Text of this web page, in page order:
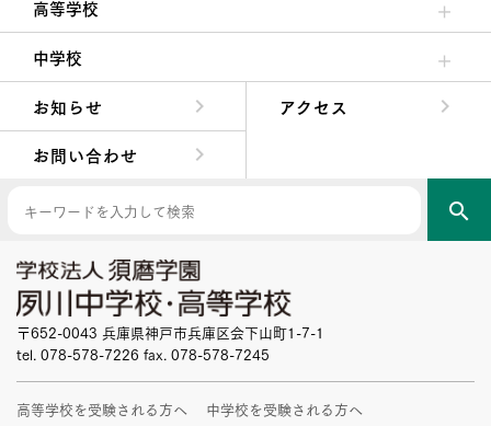
高等学校
高校校長からの挨拶
高校の教育方針／特色
特進コース／進学コース
年間行事
先輩たちの声・生徒たちの声
中学校
中学校長からの挨拶
中学校の教育方針／特色
Aコース／Bコース
年間行事
先輩たちの声・生徒たちの声
お知らせ
アクセス
お問い合わせ
search
〒652-0043 兵庫県神戸市兵庫区会下山町1-7-1
tel. 078-578-7226 fax. 078-578-7245
高等学校を受験される方へ 中学校を受験される方へ